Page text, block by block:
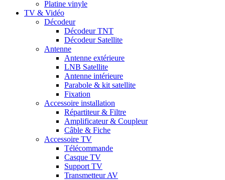
Platine vinyle
TV & Vidéo
Décodeur
Décodeur TNT
Décodeur Satellite
Antenne
Antenne extérieure
LNB Satellite
Antenne intérieure
Parabole & kit satellite
Fixation
Accessoire installation
Répartiteur & Filtre
Amplificateur & Coupleur
Câble & Fiche
Accessoire TV
Télécommande
Casque TV
Support TV
Transmetteur AV